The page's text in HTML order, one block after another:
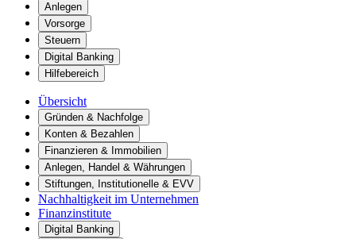
Anlegen
Vorsorge
Steuern
Digital Banking
Hilfebereich
Übersicht
Gründen & Nachfolge
Konten & Bezahlen
Finanzieren & Immobilien
Anlegen, Handel & Währungen
Stiftungen, Institutionelle & EVV
Nachhaltigkeit im Unternehmen
Finanzinstitute
Digital Banking